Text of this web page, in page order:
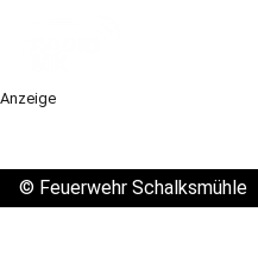
Anzeige
© Feuerwehr Schalksmühle